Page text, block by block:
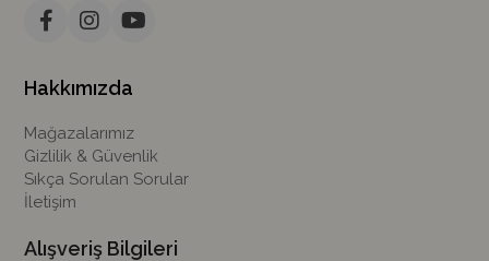
Hakkımızda
Mağazalarımız
Gizlilik & Güvenlik
Sıkça Sorulan Sorular
İletişim
Alışveriş Bilgileri